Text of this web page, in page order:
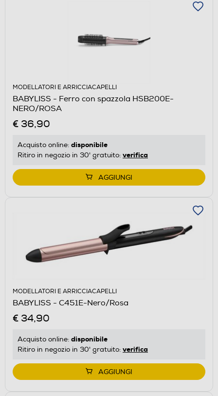
MODELLATORI E ARRICCIACAPELLI
BABYLISS - Ferro con spazzola HSB200E-
NERO/ROSA
€ 36,90
Acquisto online: disponibile
Ritiro in negozio in 30' gratuito: verifica
AGGIUNGI
MODELLATORI E ARRICCIACAPELLI
BABYLISS - C451E-Nero/Rosa
€ 34,90
Acquisto online: disponibile
Ritiro in negozio in 30' gratuito: verifica
AGGIUNGI